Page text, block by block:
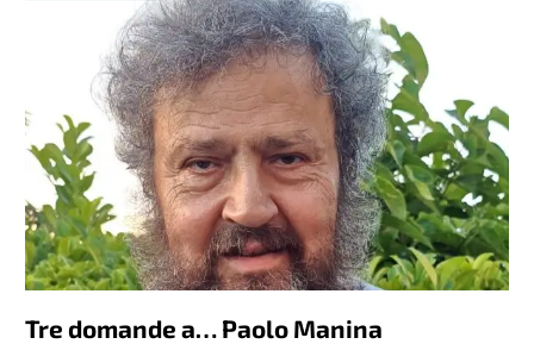
Tre domande a… Paolo Manina